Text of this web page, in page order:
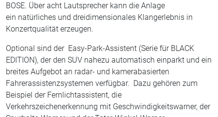
BOSE. Über acht Lautsprecher kann die Anlage
ein natürliches und dreidimensionales Klangerlebnis in
Konzertqualität erzeugen.
Optional sind der Easy-Park-Assistent (Serie für BLACK
EDITION), der den SUV nahezu automatisch einparkt und ein
breites Aufgebot an radar- und kamerabasierten
Fahrerassistenzsystemen verfügbar. Dazu gehören zum
Beispiel der Fernlichtassistent, die
Verkehrszeichenerkennung mit Geschwindigkeitswarner, der